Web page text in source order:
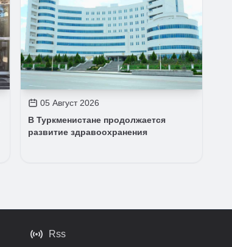
05 Август 2026
В Туркменистане продолжается
развитие здравоохранения
Rss